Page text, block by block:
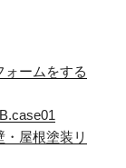
ォームをする
・屋根塗装リ